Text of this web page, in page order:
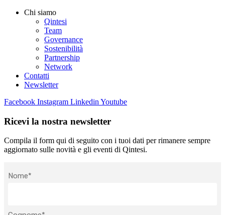
Chi siamo
Qintesi
Team
Governance
Sostenibilità
Partnership
Network
Contatti
Newsletter
Facebook Instagram Linkedin Youtube
Ricevi la nostra newsletter
Compila il form qui di seguito con i tuoi dati per rimanere sempre
aggiornato sulle novità e gli eventi di Qintesi.